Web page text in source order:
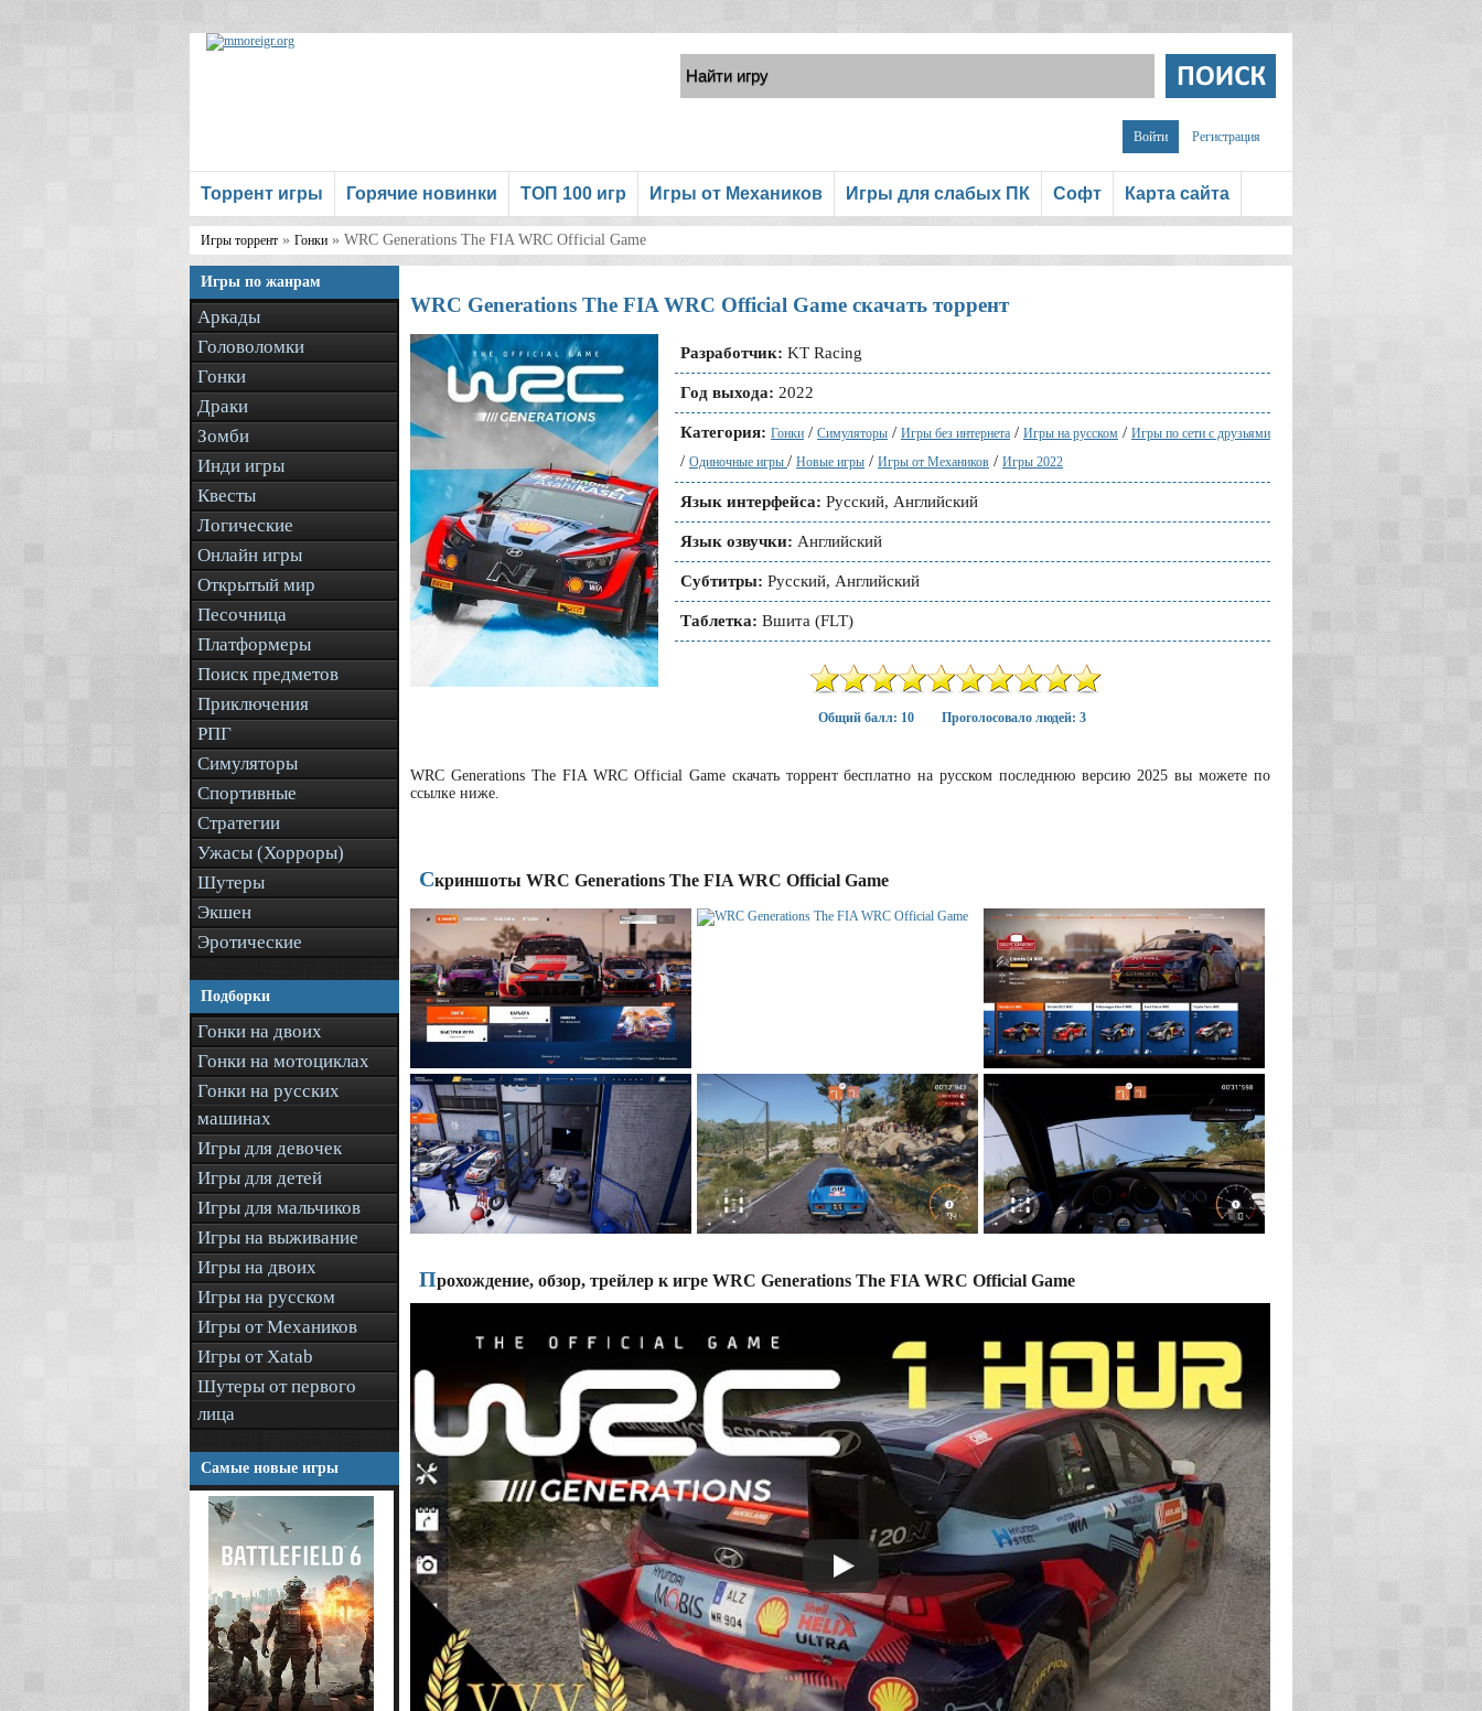
Войти Регистрация
Торрент игры Горячие новинки ТОП 100 игр Игры от Механиков Игры для слабых ПК Софт Карта сайта
Игры торрент » Гонки » WRC Generations The FIA WRC Official Game
Игры по жанрам
Аркады
Головоломки
Гонки
Драки
Зомби
Инди игры
Квесты
Логические
Онлайн игры
Открытый мир
Песочница
Платформеры
Поиск предметов
Приключения
РПГ
Симуляторы
Спортивные
Стратегии
Ужасы (Хорроры)
Шутеры
Экшен
Эротические
Подборки
Гонки на двоих
Гонки на мотоциклах
Гонки на русских
машинах
Игры для девочек
Игры для детей
Игры для мальчиков
Игры на выживание
Игры на двоих
Игры на русском
Игры от Механиков
Игры от Xatab
Шутеры от первого
лица
Самые новые игры
WRC Generations The FIA WRC Official Game скачать торрент
Разработчик: KT Racing
Год выхода: 2022
Категория: Гонки / Симуляторы / Игры без интернета / Игры на русском / Игры по сети с друзьями
/ Одиночные игры / Новые игры / Игры от Механиков / Игры 2022
Язык интерфейса: Русский, Английский
Язык озвучки: Английский
Субтитры: Русский, Английский
Таблетка: Вшита (FLT)
Общий балл: 10 Проголосовало людей: 3
WRC Generations The FIA WRC Official Game скачать торрент бесплатно на русском последнюю версию 2025 вы можете по
ссылке ниже.
Скриншоты WRC Generations The FIA WRC Official Game
Прохождение, обзор, трейлер к игре WRC Generations The FIA WRC Official Game